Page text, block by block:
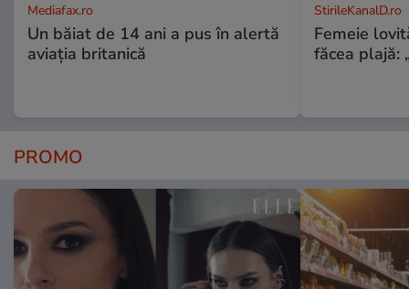
Mediafax.ro
Un băiat de 14 ani a pus în alertă
aviația britanică
StirileKanalD.ro
Femeie
făcea plajă:
PROMO